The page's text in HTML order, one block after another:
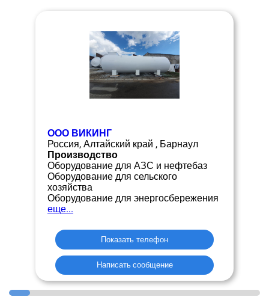
ООО ВИКИНГ
Россия, Алтайский край , Барнаул
Производство
Оборудование для АЗС и нефтебаз
Оборудование для сельского
хозяйства
Оборудование для энергосбережения
еще...
Показать телефон
Написать сообщение